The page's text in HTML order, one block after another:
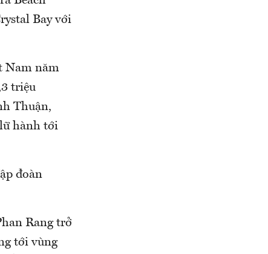
Bay với
Nam năm
triệu
Thuận,
hành tới
đoàn
Rang trở
tới vùng